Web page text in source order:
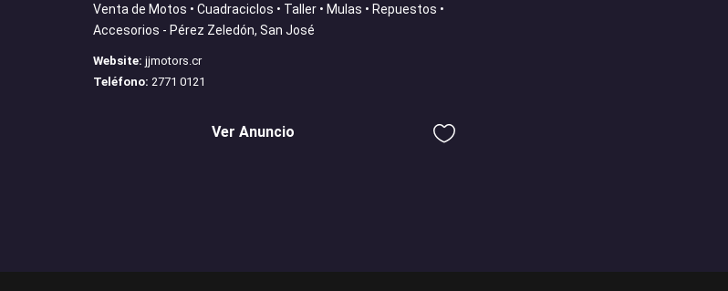
Venta de Motos • Cuadraciclos • Taller • Mulas • Repuestos •
Accesorios - Pérez Zeledón, San José
Website: jjmotors.cr
Teléfono: 2771 0121
Ver Anuncio